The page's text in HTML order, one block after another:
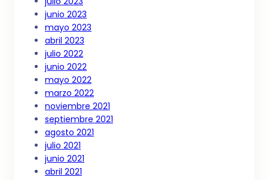
junio 2023
mayo 2023
abril 2023
julio 2022
junio 2022
mayo 2022
marzo 2022
noviembre 2021
septiembre 2021
agosto 2021
julio 2021
junio 2021
abril 2021